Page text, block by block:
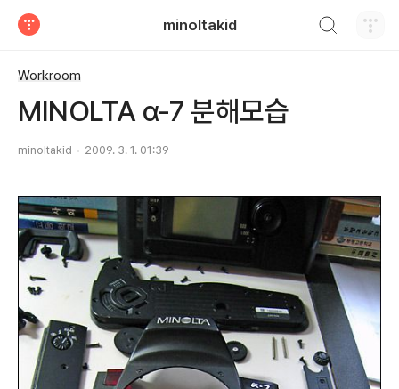
minoltakid
Workroom
MINOLTA α-7 분해모습
minoltakid 2009. 3. 1. 01:39